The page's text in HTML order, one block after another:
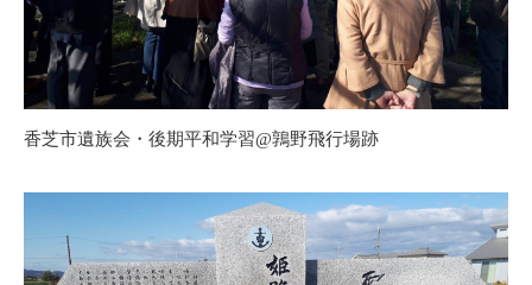
香芝市遺族会・後期平和学習@鶉野飛行場跡